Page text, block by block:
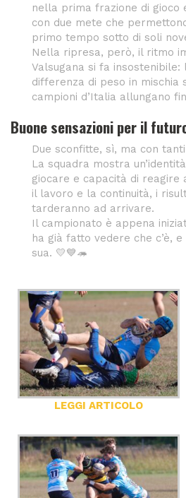
nella prima frazione di gioco
con due mete che
primo tempo sotto di soli
Nella ripresa, però, il ritmo
Valsugana si fa
differenza di peso in mischia
campioni d’Italia allungano
Buone sensazioni per il
Due sconfitte, sì, ma con
La squadra mostra
giocare e capacità di reagire
il lavoro e la continuità, i
tarderanno ad arrivare.
Il campionato è appena
ha già fatto vedere che c’è,
sua. 💛💙🦔
LEGGI ARTICOLO